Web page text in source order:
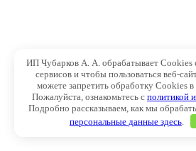
ИП Чубарков А. А. обрабатывает Cookies
сервисов и чтобы пользоваться веб-
можете запретить обработку Cookies в
Пожалуйста, ознакомьтесь с политикой
Подробно рассказываем, как мы
персональные данные здесь.